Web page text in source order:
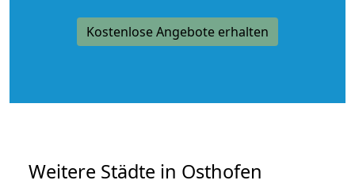
Kostenlose Angebote erhalten
Weitere Städte in Osthofen